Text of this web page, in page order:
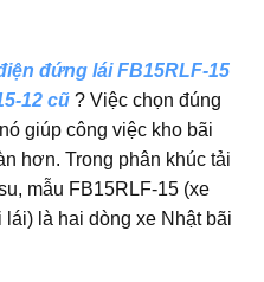
đứng lái FB15RLF-15
12 cũ ? Việc chọn đúng
giúp công việc kho bãi
hơn. Trong phân khúc tải
mẫu FB15RLF-15 (xe
là hai dòng xe Nhật bãi